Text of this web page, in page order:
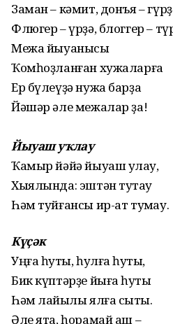
Заман – кәмит, донъя –
Флюгер – үрҙә, блоггер –
Межа йыуанысы
Ҡомһоҙланған хужаларға
Ер бүлеүҙә нужа барҙа
Йәшәр әле межалар ҙа!
Йыуаш уҡлау
Ҡамыр йәйә йыуаш уҡлау,
Хыялында: эштән туҡтау
Һәм туйғансы ир-ат туҡмау.
Күҫәк
Уңға һуҡты, һулға һуҡты,
Бик күптәрҙе йыға һуҡты
Һәм лайыҡлы ялға сыҡты.
Әле ята, һорамай аш –